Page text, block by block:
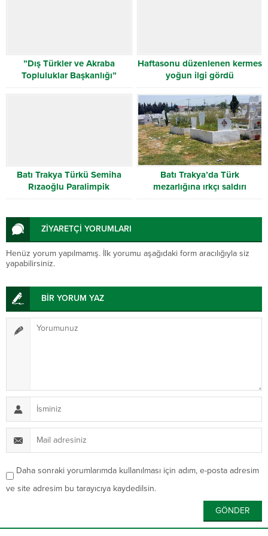
”Dış Türkler ve Akraba
Topluluklar Başkanlığı”
kuruluyor
Haftasonu düzenlenen kermes
yoğun ilgi gördü
Batı Trakya Türkü Semiha
Rızaoğlu Paralimpik
Oyunlarında 100 metre serbest
Batı Trakya’da Türk
mezarlığına ırkçı saldırı
ZİYARETÇİ YORUMLARI
Henüz yorum yapılmamış. İlk yorumu aşağıdaki form aracılığıyla siz
yapabilirsiniz.
BİR YORUM YAZ
Daha sonraki yorumlarımda kullanılması için adım, e-posta adresim
ve site adresim bu tarayıcıya kaydedilsin.